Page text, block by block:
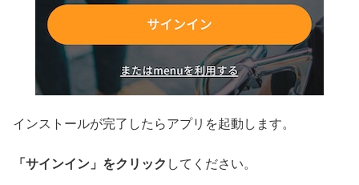
インストールが完了したらアプリを起動します。
「サインイン」をクリック してください。